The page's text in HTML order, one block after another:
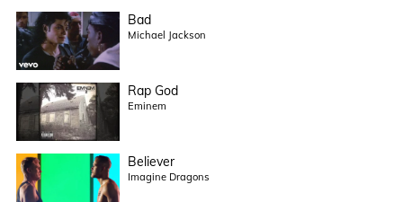
Bad
Michael Jackson
Rap God
Eminem
Believer
Imagine Dragons